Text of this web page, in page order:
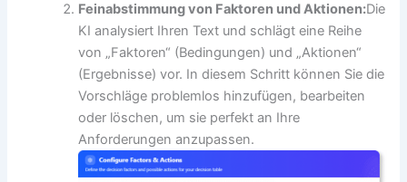
Feinabstimmung von Faktoren und Aktionen:Die
KI analysiert Ihren Text und schlägt eine Reihe
von „Faktoren“ (Bedingungen) und „Aktionen“
(Ergebnisse) vor. In diesem Schritt können Sie die
Vorschläge problemlos hinzufügen, bearbeiten
oder löschen, um sie perfekt an Ihre
Anforderungen anzupassen.